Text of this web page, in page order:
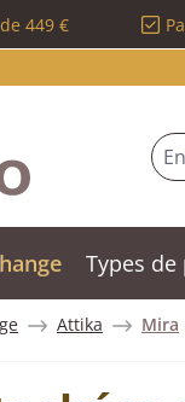
449 €
Types de
Attika Mira